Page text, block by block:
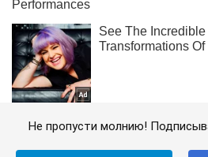
Не пропусти молнию!